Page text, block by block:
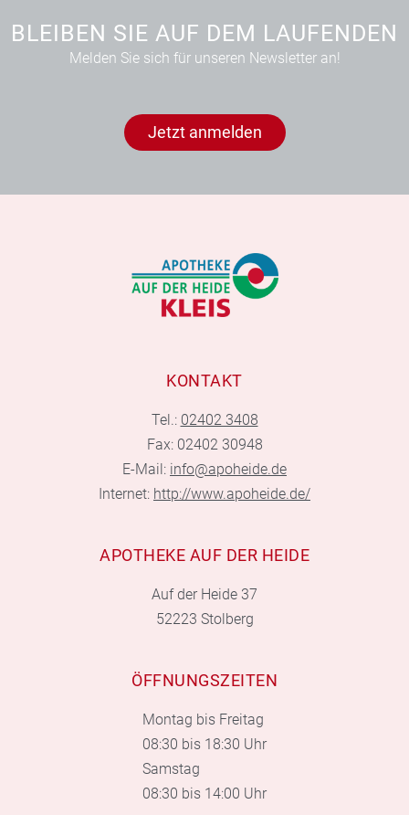
BLEIBEN SIE AUF DEM LAUFENDEN
Melden Sie sich für unseren Newsletter an!
Jetzt anmelden
KONTAKT
Tel.: 02402 3408
Fax: 02402 30948
E-Mail: info@apoheide.de
Internet: http://www.apoheide.de/
APOTHEKE AUF DER HEIDE
Auf der Heide 37
52223 Stolberg
ÖFFNUNGSZEITEN
Montag bis Freitag
08:30 bis 18:30 Uhr
Samstag
08:30 bis 14:00 Uhr